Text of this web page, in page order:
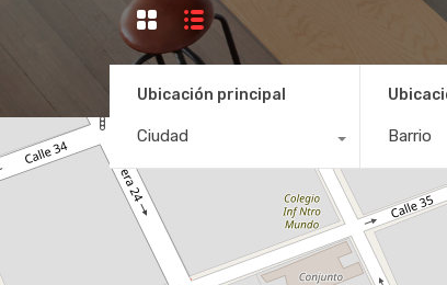
Ubicación principal
Ciudad Barrio